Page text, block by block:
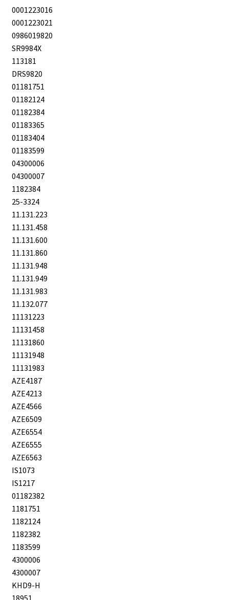
0001223016
0001223021
0986019820
SR9984X
113181
DRS9820
01181751
01182124
01182384
01183365
01183404
01183599
04300006
04300007
1182384
25-3324
11.131.223
11.131.458
11.131.600
11.131.860
11.131.948
11.131.949
11.131.983
11.132.077
11131223
11131458
11131860
11131948
11131983
AZE4187
AZE4213
AZE4566
AZE6509
AZE6554
AZE6555
AZE6563
IS1073
IS1217
01182382
1181751
1182124
1182382
1183599
4300006
4300007
KHD9-H
18951